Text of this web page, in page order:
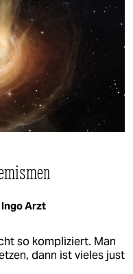
Ingo Arzt
so kompliziert. Man
dann ist vieles just